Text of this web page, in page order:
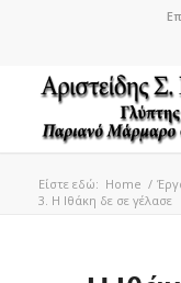
Είστε εδώ: Home /
3. Η Ιθάκη δε σε γέλασε